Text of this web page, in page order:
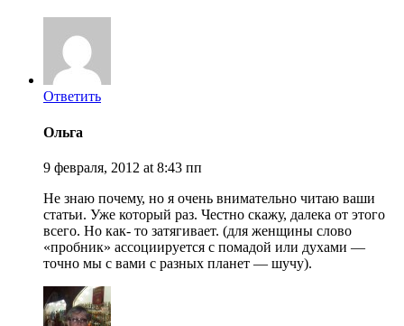
Ответить
Ольга
9 февраля, 2012 at 8:43 пп
Не знаю почему, но я очень внимательно читаю ваши
статьи. Уже который раз. Честно скажу, далека от этого
всего. Но как- то затягивает. (для женщины слово
«пробник» ассоциируется с помадой или духами —
точно мы с вами с разных планет — шучу).